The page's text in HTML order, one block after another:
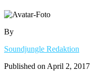
By
Soundjungle Redaktion
Published on April 2, 2017